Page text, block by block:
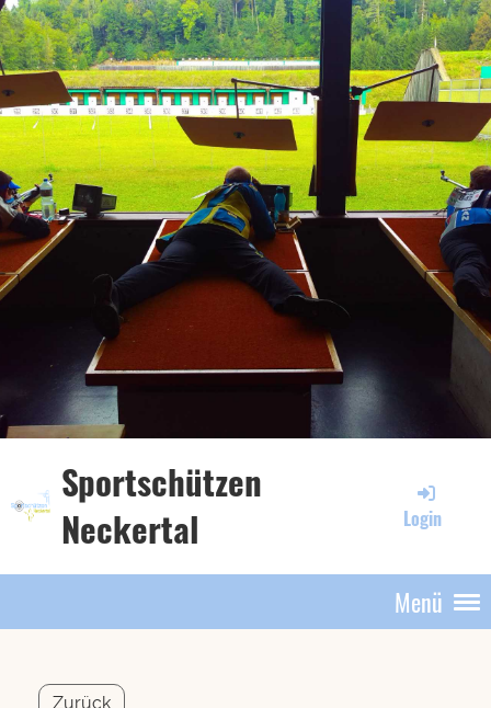
Sportschützen
Neckertal
Login
Menü
Zurück